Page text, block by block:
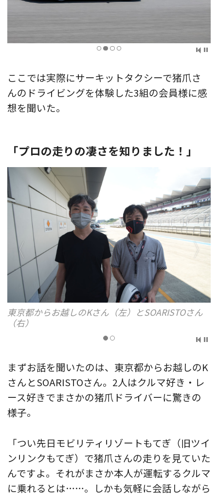
ここでは実際にサーキットタクシーで猪爪さ
んのドライビングを体験した3組の会員様に感
想を聞いた。
「プロの走りの凄さを知りました！」
東京都からお越しのKさん（左）とSOARISTOさん
（右）
まずお話を聞いたのは、東京都からお越しのK
さんとSOARISTOさん。2人はクルマ好き・レ
ース好きでまさかの猪爪ドライバーに驚きの
様子。
「つい先日モビリティリゾートもてぎ（旧ツイ
ンリンクもてぎ）で猪爪さんの走りを見ていた
んですよ。それがまさか本人が運転するクルマ
に乗れるとは……。しかも気軽に会話しながら